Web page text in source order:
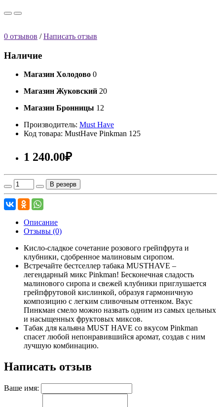
0 отзывов /Написать отзыв
Наличие
Магазин Холодово 0
Магазин Жуковский 20
Магазин Бронницы 12
Производитель: Must Have
Код товара: MustHave Pinkman 125
1 240.00₽
В резерв
Описание
Отзывы (0)
Кисло-сладкое сочетание розового грейпфрута и
клубники, сдобренное малиновым сиропом.
Встречайте бестселлер табака MUSTHAVE –
легендарный микс Pinkman! Бесконечная сладость
малинового сиропа и свежей клубники приглушается
грейпфрутовой кислинкой, образуя гармоничную
композицию с легким сливочным оттенком. Вкус
Пинкман смело можно назвать одним из самых цельных
и насыщенных фруктовых миксов.
Табак для кальяна MUST HAVE со вкусом Pinkman
спасет любой непонравившийся аромат, создав с ним
лучшую комбинацию.
Написать отзыв
Ваше имя: